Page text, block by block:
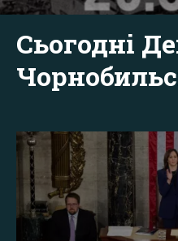
Сьогодні